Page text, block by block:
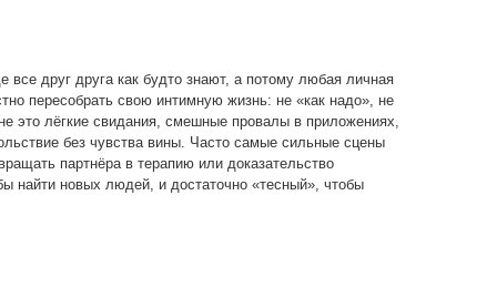
все друг друга как будто знают, а потому любая личная
пересобрать свою интимную жизнь: не «как надо», не
это лёгкие свидания, смешные провалы в приложениях,
без чувства вины. Часто самые сильные сцены
партнёра в терапию или доказательство
найти новых людей, и достаточно «тесный», чтобы